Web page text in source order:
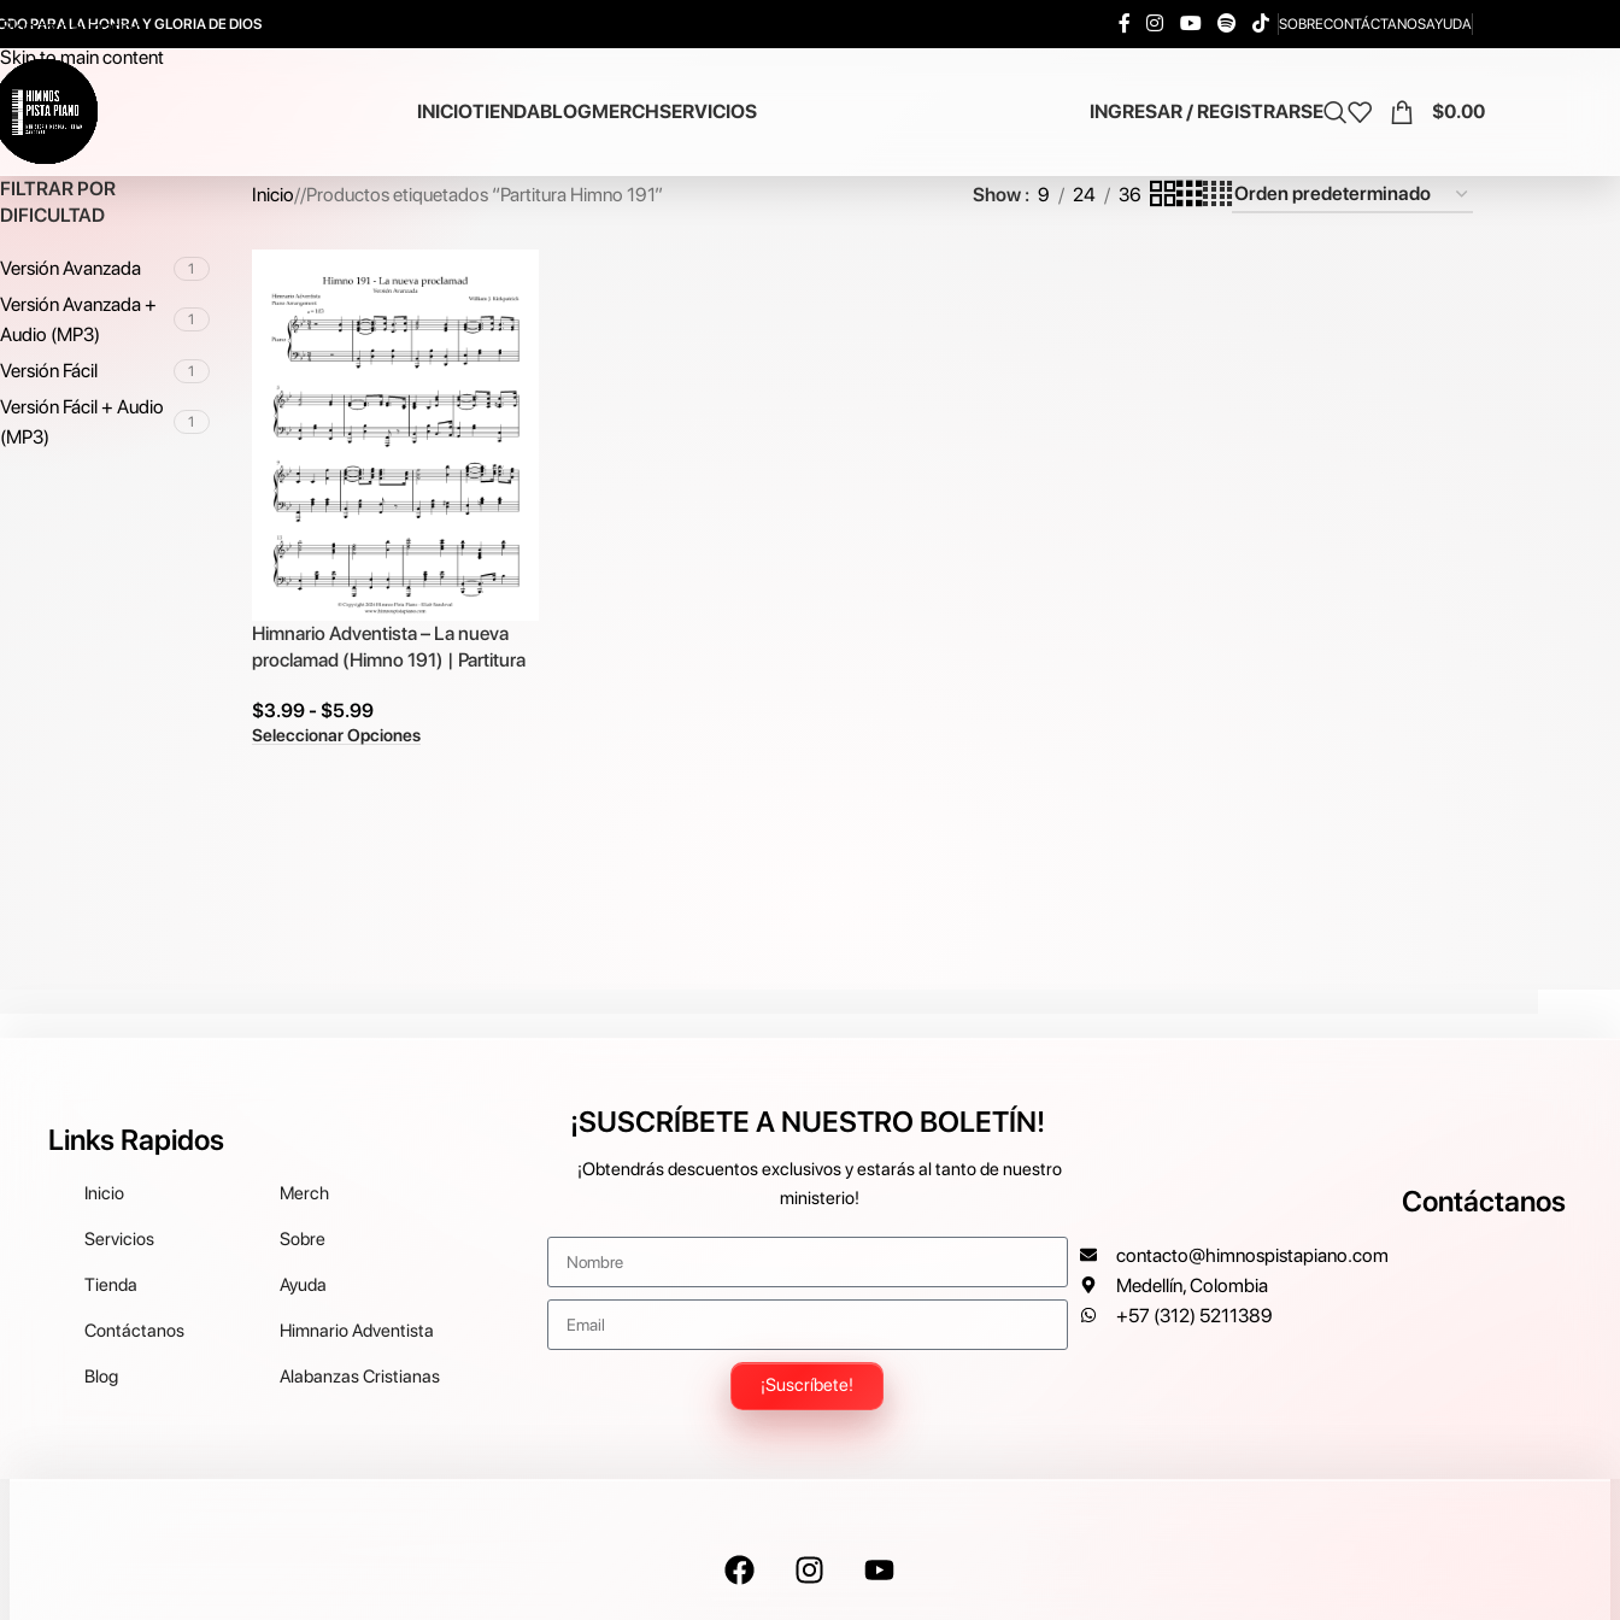
Skip to navigation
Skip to main content
PARA LA HONRA Y GLORIA DE DIOS SOBRECONTÁCTANOSAYUDA
INICIOTIENDABLOGMERCHSERVICIOS INGRESAR / REGISTRARSE $0.00
FILTRAR POR
DIFICULTAD
Versión Avanzada 1
Versión Avanzada +
Audio (MP3)
1
Versión Fácil 1
Versión Fácil + Audio
(MP3)
1
Inicio/ Productos etiquetados “Partitura Himno 191” Show 9 24 36
Himnario Adventista – La nueva
proclamad (Himno 191) | Partitura
$3.99 - $5.99
Seleccionar Opciones
Links Rapidos
Inicio
Servicios
Tienda
Contáctanos
Blog
Merch
Sobre
Ayuda
Himnario Adventista
Alabanzas Cristianas
¡SUSCRÍBETE A NUESTRO BOLETÍN!
¡Obtendrás descuentos exclusivos y estarás al tanto de nuestro
ministerio!
¡Suscríbete!
Contáctanos
contacto@himnospistapiano.com
Medellín, Colombia
+57 (312) 5211389